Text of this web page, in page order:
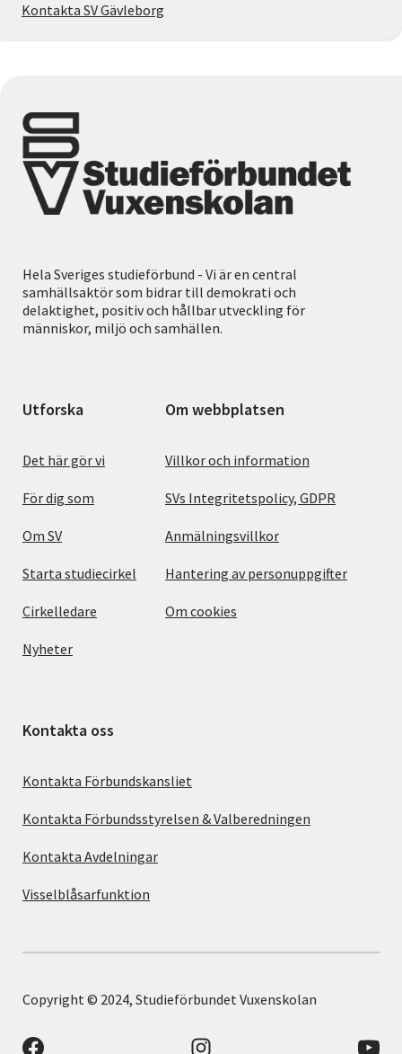
Kontakta SV Gävleborg
Hela Sveriges studieförbund - Vi är en central
samhällsaktör som bidrar till demokrati och
delaktighet, positiv och hållbar utveckling för
människor, miljö och samhällen.
Utforska
Det här gör vi
För dig som
Om SV
Starta studiecirkel
Cirkelledare
Nyheter
Om webbplatsen
Villkor och information
SVs Integritetspolicy, GDPR
Anmälningsvillkor
Hantering av personuppgifter
Om cookies
Kontakta oss
Kontakta Förbundskansliet
Kontakta Förbundsstyrelsen & Valberedningen
Kontakta Avdelningar
Visselblåsarfunktion
Copyright © 2024, Studieförbundet Vuxenskolan